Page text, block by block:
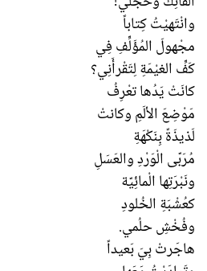
وانْتَهيْتُ كِتاباً
مجْهولَ المُؤَلِّفِ فِي
كَفِّ الغيْمَةِ لِتَقْرأَنِي؟
كانَتْ يَدُها تعْرِفُ
مَوْضِعَ الألَمِ وكانتْ
لَذيذَةً بِنَكْهَةِ
مُرَبّى الْوَرْدِ والعَسَلِ
ونَبْرَتِها الْمائِيّة
كعُشْبَةِ الخُلودِ
وفُخْشِ حلُمي.
هاجَرتْ بِيَ بَعيداً